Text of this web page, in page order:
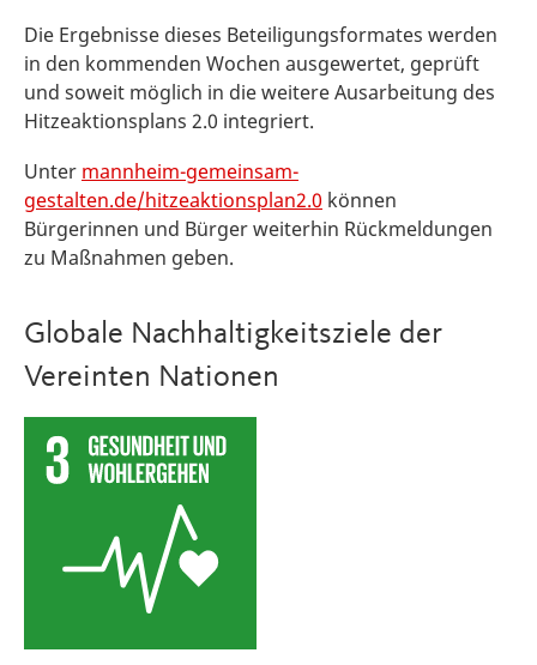
Die Ergebnisse dieses Beteiligungsformates werden
in den kommenden Wochen ausgewertet, geprüft
und soweit möglich in die weitere Ausarbeitung des
Hitzeaktionsplans 2.0 integriert.
Unter mannheim-gemeinsam-
gestalten.de/hitzeaktionsplan2.0 können
Bürgerinnen und Bürger weiterhin Rückmeldungen
zu Maßnahmen geben.
Globale Nachhaltigkeitsziele der
Vereinten Nationen